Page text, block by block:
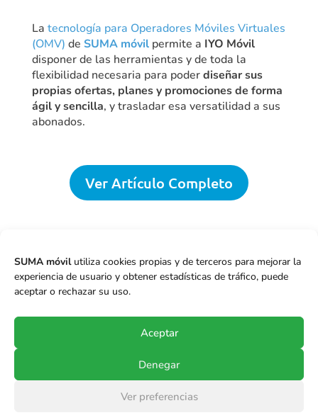
SUMA móvilutiliza cookies propias y de terceros para mejorar la
experiencia de usuario y obtener estadísticas de tráfico, puede
aceptar o rechazar su uso.
Aceptar
Denegar
Ver preferencias
La tecnología para Operadores Móviles Virtuales
(OMV) de SUMA móvilpermite a IYO Móvil
disponer de las herramientas y de toda la
flexibilidad necesaria para poderdiseñar sus
propias ofertas, planes y promociones de forma
ágil y sencilla, y trasladar esa versatilidad a sus
abonados.
Ver Artículo Completo

Juan Carlos Buitrago
Todos los derechos reservados.